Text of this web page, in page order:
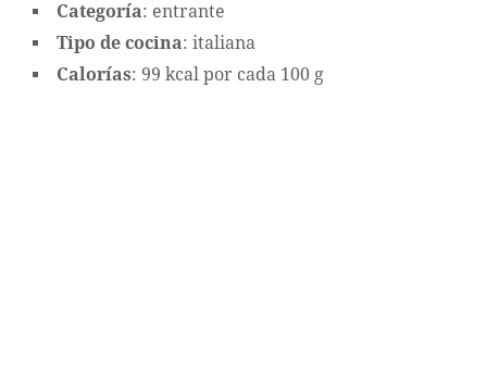
Categoría: entrante
Tipo de cocina: italiana
Calorías: 99 kcal por cada 100 g